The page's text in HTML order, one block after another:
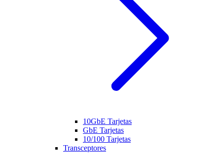
10GbE Tarjetas
GbE Tarjetas
10/100 Tarjetas
Transceptores